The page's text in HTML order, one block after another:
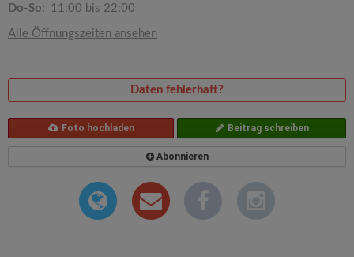
Do-So:
11:00 bis 22:00
Alle Öffnungszeiten ansehen
Daten fehlerhaft?
Foto hochladen Beitrag schreiben
Abonnieren